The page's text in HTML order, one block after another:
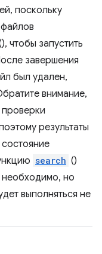
поскольку
чтобы запустить
завершения
был удален,
внимание,
результаты
search ()
необходимо, но
выполняться не